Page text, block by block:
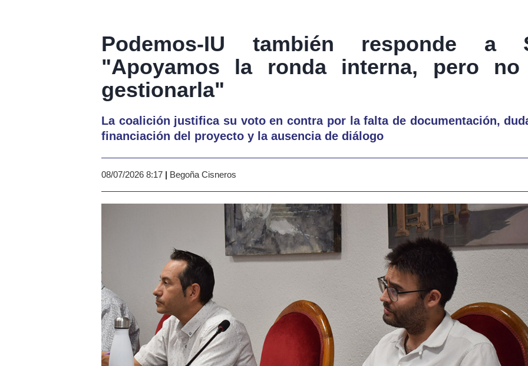
Podemos-IU también responde a
"Apoyamos la ronda interna, pero
gestionarla"
La coalición justifica su voto en contra por la falta de documentación,
financiación del proyecto y la ausencia de diálogo
08/07/2026 8:17 | Begoña Cisneros